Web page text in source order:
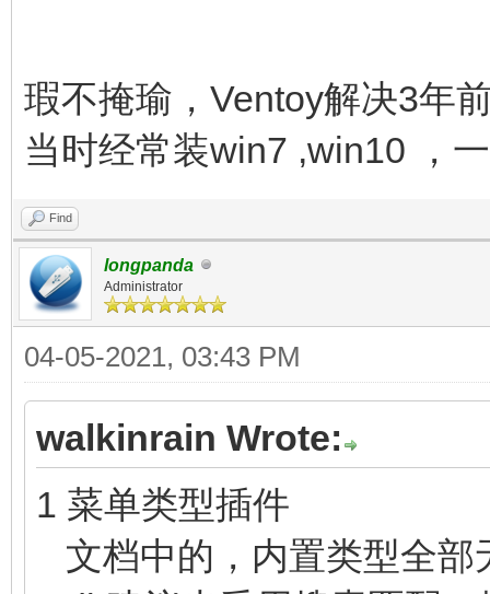
瑕不掩瑜，Ventoy解决3年
当时经常装win7 ,win10 ，
Find
longpanda
Administrator
04-05-2021, 03:43 PM
walkinrain Wrote:
1 菜单类型插件
文档中的，内置类型全部